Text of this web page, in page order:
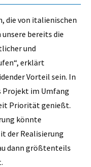
die von italienischen
bereits die
und
erklärt
Vorteil sein. In
Projekt im Umfang
Priorität genießt.
könnte
der Realisierung
dann größtenteils